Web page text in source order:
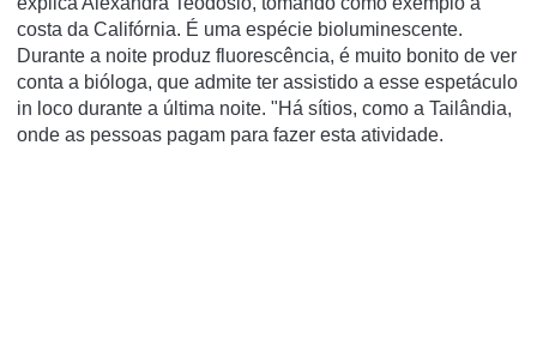
costa da Califórnia. É uma espécie bioluminescente.
Durante a noite produz fluorescência, é muito bonito de ver
conta a bióloga, que admite ter assistido a esse espetáculo
in loco durante a última noite. "Há sítios, como a Tailândia,
onde as pessoas pagam para fazer esta atividade.